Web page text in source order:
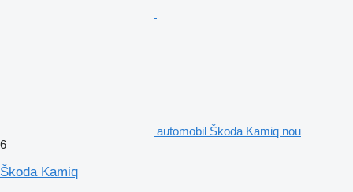
automobil Škoda Kamiq nou
6
Škoda Kamiq